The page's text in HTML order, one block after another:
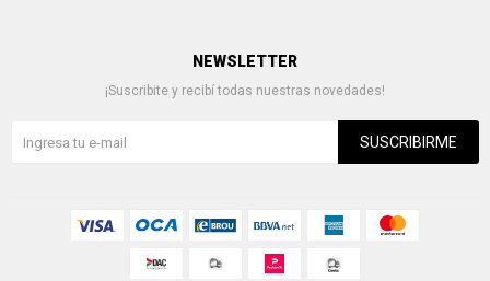
NEWSLETTER
¡Suscribite y recibí todas nuestras novedades!
SUSCRIBIRME